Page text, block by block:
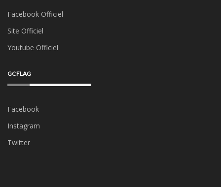
Facebook Officiel
Site Officiel
Youtube Officiel
GCFLAG
Facebook
Instagram
Twitter